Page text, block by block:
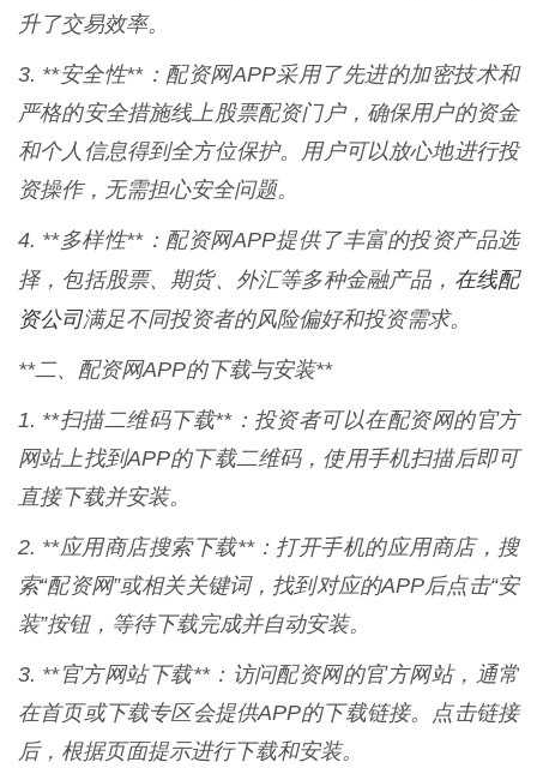
升了交易效率。
3. **安全性**：配资网APP采用了先进的加密技术和
严格的安全措施线上股票配资门户，确保用户的资金
和个人信息得到全方位保护。用户可以放心地进行投
资操作，无需担心安全问题。
4. **多样性**：配资网APP提供了丰富的投资产品选
择，包括股票、期货、外汇等多种金融产品， 在线配
资公司满足不同投资者的风险偏好和投资需求。
**二、配资网APP的下载与安装**
1. **扫描二维码下载**：投资者可以在配资网的官方
网站上找到APP的下载二维码，使用手机扫描后即可
直接下载并安装。
2. **应用商店搜索下载**：打开手机的应用商店，搜
索“配资网”或相关关键词，找到对应的APP后点击“安
装”按钮，等待下载完成并自动安装。
3. **官方网站下载**：访问配资网的官方网站，通常
在首页或下载专区会提供APP的下载链接。点击链接
后，根据页面提示进行下载和安装。